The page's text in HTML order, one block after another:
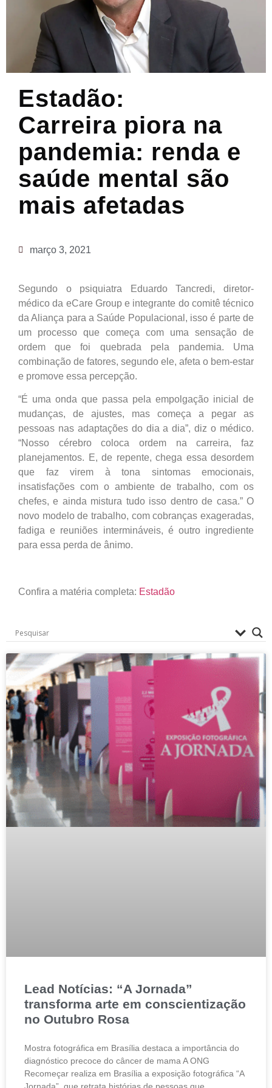
Estadão:
Carreira piora na
pandemia: renda e
saúde mental são
mais afetadas
março 3, 2021
Segundo o psiquiatra Eduardo Tancredi, diretor-
médico da eCare Group e integrante do comitê técnico
da Aliança para a Saúde Populacional, isso é parte de
um processo que começa com uma sensação de
ordem que foi quebrada pela pandemia. Uma
combinação de fatores, segundo ele, afeta o bem-estar
e promove essa percepção.
“É uma onda que passa pela empolgação inicial de
mudanças, de ajustes, mas começa a pegar as
pessoas nas adaptações do dia a dia”, diz o médico.
“Nosso cérebro coloca ordem na carreira, faz
planejamentos. E, de repente, chega essa desordem
que faz virem à tona sintomas emocionais,
insatisfações com o ambiente de trabalho, com os
chefes, e ainda mistura tudo isso dentro de casa.” O
novo modelo de trabalho, com cobranças exageradas,
fadiga e reuniões intermináveis, é outro ingrediente
para essa perda de ânimo.
Confira a matéria completa: Estadão
Lead Notícias: “A Jornada”
transforma arte em conscientização
no Outubro Rosa
Mostra fotográfica em Brasília destaca a importância do
diagnóstico precoce do câncer de mama A ONG
Recomeçar realiza em Brasília a exposição fotográfica “A